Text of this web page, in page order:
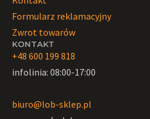
Formularz reklamacyjny
Zwrot towarów
KONTAKT
+48 600 199 818
infolinia: 08:00-17:00
biuro@lob-sklep.pl